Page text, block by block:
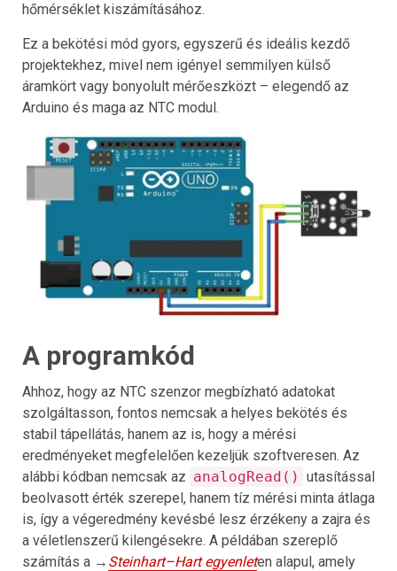
hőmérséklet kiszámításához.
Ez a bekötési mód gyors, egyszerű és ideális kezdő
projektekhez, mivel nem igényel semmilyen külső
áramkört vagy bonyolult mérőeszközt – elegendő az
Arduino és maga az NTC modul.
A programkód
Ahhoz, hogy az NTC szenzor megbízható adatokat
szolgáltasson, fontos nemcsak a helyes bekötés és
stabil tápellátás, hanem az is, hogy a mérési
eredményeket megfelelően kezeljük szoftveresen. Az
alábbi kódban nemcsak az analogRead() utasítással
beolvasott érték szerepel, hanem tíz mérési minta átlaga
is, így a végeredmény kevésbé lesz érzékeny a zajra és
a véletlenszerű kilengésekre. A példában szereplő
számítás a → Steinhart–Hart egyenleten alapul, amely